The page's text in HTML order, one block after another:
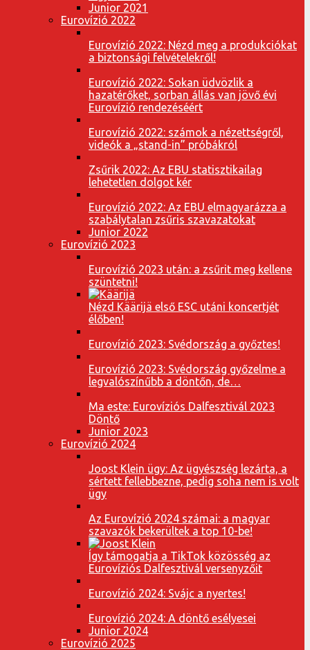
Junior 2021
Eurovízió 2022
Eurovízió 2022: Nézd meg a produkciókat
a biztonsági felvételekről!
Eurovízió 2022: Sokan üdvözlik a
hazatérőket, sorban állás van jövő évi
Eurovízió rendezéséért
Eurovízió 2022: számok a nézettségről,
videók a „stand-in” próbákról
Zsűrik 2022: Az EBU statisztikailag
lehetetlen dolgot kér
Eurovízió 2022: Az EBU elmagyarázza a
szabálytalan zsűris szavazatokat
Junior 2022
Eurovízió 2023
Eurovízió 2023 után: a zsűrit meg kellene
szüntetni!
Nézd Käärijä első ESC utáni koncertjét
élőben!
Eurovízió 2023: Svédország a győztes!
Eurovízió 2023: Svédország győzelme a
legvalószínűbb a döntőn, de…
Ma este: Eurovíziós Dalfesztivál 2023
Döntő
Junior 2023
Eurovízió 2024
Joost Klein ügy: Az ügyészség lezárta, a
sértett fellebbezne, pedig soha nem is volt
ügy
Az Eurovízió 2024 számai: a magyar
szavazók bekerültek a top 10-be!
Így támogatja a TikTok közösség az
Eurovíziós Dalfesztivál versenyzőit
Eurovízió 2024: Svájc a nyertes!
Eurovízió 2024: A döntő esélyesei
Junior 2024
Eurovízió 2025